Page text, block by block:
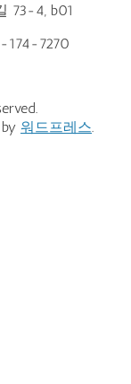
73-4, b01
174-7270
워드프레스.